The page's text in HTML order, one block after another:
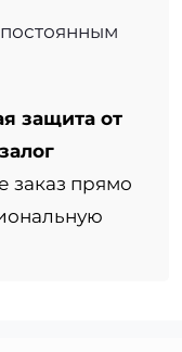
защита от
заказ прямо